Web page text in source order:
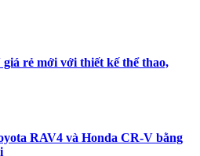
rẻ mới với thiết kế thể thao,
RAV4 và Honda CR-V bằng